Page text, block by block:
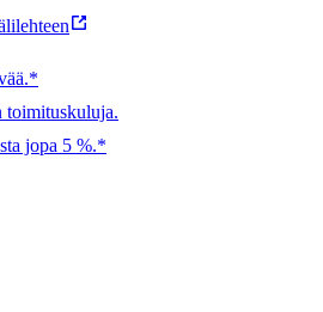
toimituskuluja.
jopa 5 %.*